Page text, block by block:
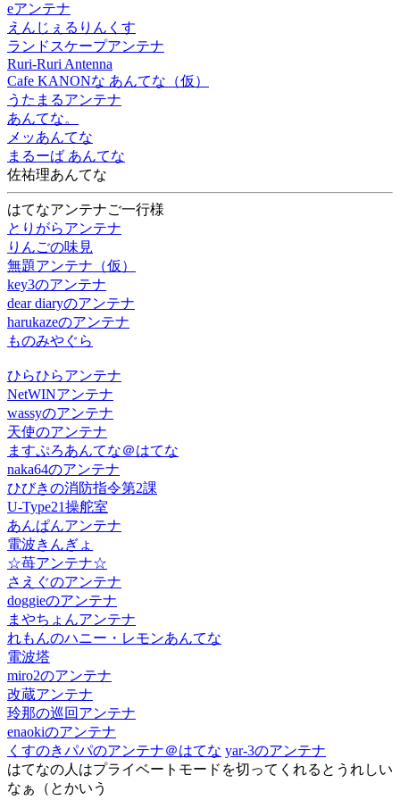
eアンテナ
えんじぇるりんくす
ランドスケープアンテナ
Ruri-Ruri Antenna
Cafe KANONな あんてな（仮）
うたまるアンテナ
あんてな。
メッあんてな
まるーば あんてな
佐祐理あんてな
はてなアンテナご一行様
とりがらアンテナ
りんごの味見
無題アンテナ（仮）
key3のアンテナ
dear diaryのアンテナ
harukazeのアンテナ
ものみやぐら
ひらひらアンテナ
NetWINアンテナ
wassyのアンテナ
天使のアンテナ
ますぷろあんてな＠はてな
naka64のアンテナ
ひびきの消防指令第2課
U-Type21操舵室
あんぱんアンテナ
電波きんぎょ
☆苺アンテナ☆
さえぐのアンテナ
doggieのアンテナ
まやちょんアンテナ
れもんのハニー・レモンあんてな
電波塔
miro2のアンテナ
改蔵アンテナ
玲那の巡回アンテナ
enaokiのアンテナ
くすのきパパのアンテナ＠はてな yar-3のアンテナ
はてなの人はプライベートモードを切ってくれるとうれしい
なぁ（とかいう